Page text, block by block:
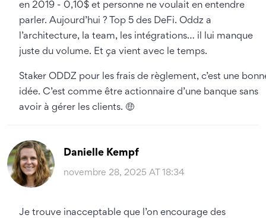
en 2019 - 0,10$ et personne ne voulait en entendre
parler. Aujourd’hui ? Top 5 des DeFi. Oddz a
l’architecture, la team, les intégrations… il lui manque
juste du volume. Et ça vient avec le temps.
Staker ODDZ pour les frais de règlement, c’est une
idée. C’est comme être actionnaire d’une banque sans
avoir à gérer les clients. 🤑
Danielle Kempf
novembre 28, 2025 AT 18:34
Je trouve inacceptable que l’on encourage des